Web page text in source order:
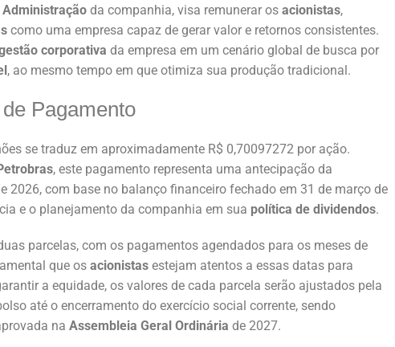
Administração da companhia, visa remunerar os acionistas,
como uma empresa capaz de gerar valor e retornos consistentes.
corporativa da empresa em um cenário global de busca por
, ao mesmo tempo em que otimiza sua produção tradicional.
Pagamento
se traduz em aproximadamente R$ 0,70097272 por ação.
, este pagamento representa uma antecipação da
2026, com base no balanço financeiro fechado em 31 de março de
e o planejamento da companhia em sua política de dividendos.
parcelas, com os pagamentos agendados para os meses de
que os acionistas estejam atentos a essas datas para
a equidade, os valores de cada parcela serão ajustados pela
até o encerramento do exercício social corrente, sendo
na Assembleia Geral Ordinária de 2027.